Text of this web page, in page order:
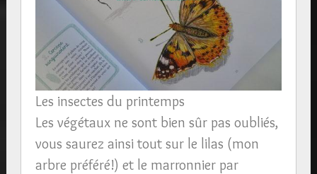
Les insectes du printemps
Les végétaux ne sont bien sûr pas oubliés,
vous saurez ainsi tout sur le lilas (mon
arbre préféré!) et le marronnier par